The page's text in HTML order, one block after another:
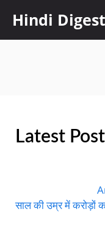
content
Hindi Digest
Latest Post
साल की उम्र में करोड़ों